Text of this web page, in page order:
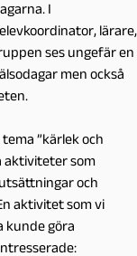
I
lärare,
ses ungefär en
men också
”kärlek och
aktiviteter som
och
aktivitet som vi
kunde göra